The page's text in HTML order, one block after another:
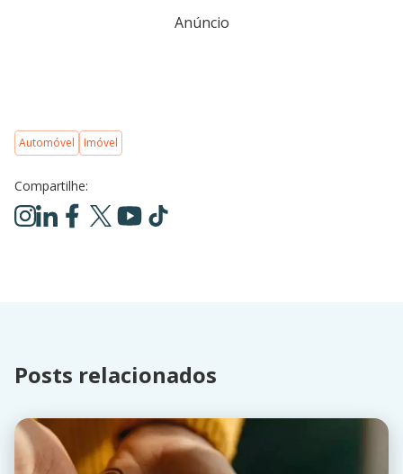
Anúncio
Automóvel Imóvel
Compartilhe:
Posts relacionados